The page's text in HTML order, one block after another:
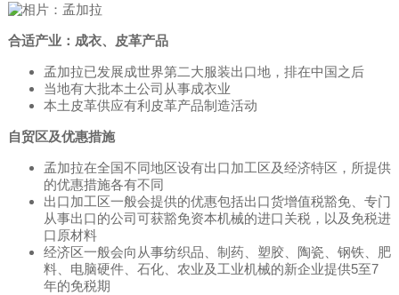
合适产业：成衣、皮革产品
孟加拉已发展成世界第二大服装出口地，排在中国之后
当地有大批本土公司从事成衣业
本土皮革供应有利皮革产品制造活动
自贸区及优惠措施
孟加拉在全国不同地区设有出口加工区及经济特区，所提供
的优惠措施各有不同
出口加工区一般会提供的优惠包括出口货增值税豁免、专门
从事出口的公司可获豁免资本机械的进口关税，以及免税进
口原材料
经济区一般会向从事纺织品、制药、塑胶、陶瓷、钢铁、肥
料、电脑硬件、石化、农业及工业机械的新企业提供5至7
年的免税期